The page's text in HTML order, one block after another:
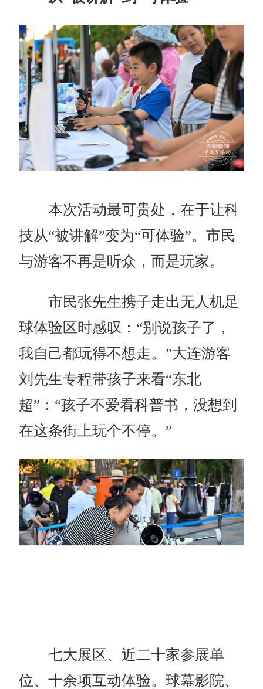
本次活动最可贵处，在于让科
技从“被讲解”变为“可体验”。市民
与游客不再是听众，而是玩家。
市民张先生携子走出无人机足
球体验区时感叹：“别说孩子了，
我自己都玩得不想走。”大连游客
刘先生专程带孩子来看“东北
超”：“孩子不爱看科普书，没想到
在这条街上玩个不停。”
七大展区、近二十家参展单
位、十余项互动体验。球幕影院、